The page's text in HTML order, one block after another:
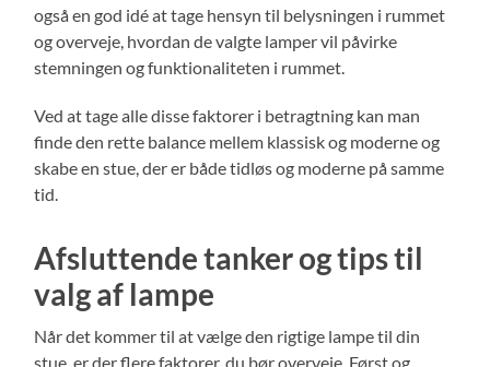
også en god idé at tage hensyn til belysningen i rummet
og overveje, hvordan de valgte lamper vil påvirke
stemningen og funktionaliteten i rummet.
Ved at tage alle disse faktorer i betragtning kan man
finde den rette balance mellem klassisk og moderne og
skabe en stue, der er både tidløs og moderne på samme
tid.
Afsluttende tanker og tips til
valg af lampe
Når det kommer til at vælge den rigtige lampe til din
stue, er der flere faktorer, du bør overveje. Først og